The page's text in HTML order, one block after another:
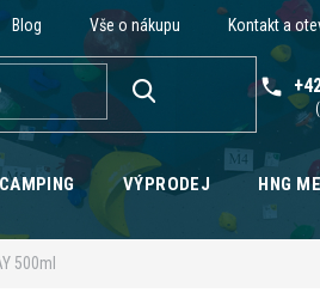
Blog Vše o nákupu Kontakt a
CAMPING VÝPRODEJ HNG
500ml